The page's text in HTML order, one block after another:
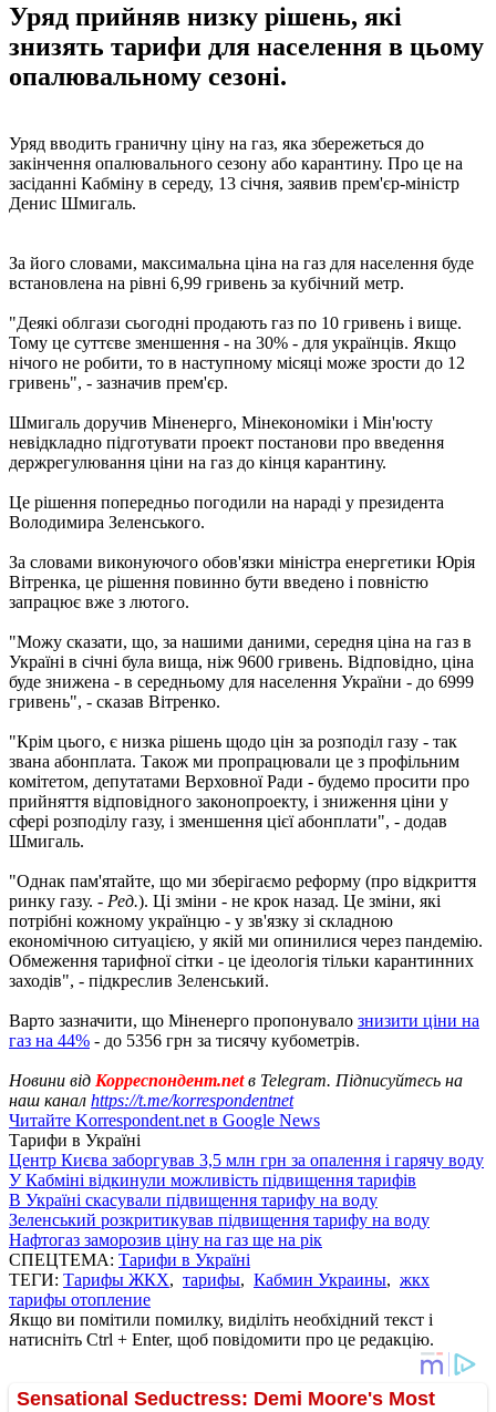
Уряд прийняв низку рішень, які
знизять тарифи для населення в цьому
опалювальному сезоні.
Уряд вводить граничну ціну на газ, яка збережеться до
закінчення опалювального сезону або карантину. Про це на
засіданні Кабміну в середу, 13 січня, заявив прем'єр-міністр
Денис Шмигаль.
За його словами, максимальна ціна на газ для населення буде
встановлена на рівні 6,99 гривень за кубічний метр.
"Деякі облгази сьогодні продають газ по 10 гривень і вище.
Тому це суттєве зменшення - на 30% - для українців. Якщо
нічого не робити, то в наступному місяці може зрости до 12
гривень", - зазначив прем'єр.
Шмигаль доручив Міненерго, Мінекономіки і Мін'юсту
невідкладно підготувати проект постанови про введення
держрегулювання ціни на газ до кінця карантину.
Це рішення попередньо погодили на нараді у президента
Володимира Зеленського.
За словами виконуючого обов'язки міністра енергетики Юрія
Вітренка, це рішення повинно бути введено і повністю
запрацює вже з лютого.
"Можу сказати, що, за нашими даними, середня ціна на газ в
Україні в січні була вища, ніж 9600 гривень. Відповідно, ціна
буде знижена - в середньому для населення України - до 6999
гривень", - сказав Вітренко.
"Крім цього, є низка рішень щодо цін за розподіл газу - так
звана абонплата. Також ми пропрацювали це з профільним
комітетом, депутатами Верховної Ради - будемо просити про
прийняття відповідного законопроекту, і зниження ціни у
сфері розподілу газу, і зменшення цієї абонплати", - додав
Шмигаль.
"Однак пам'ятайте, що ми зберігаємо реформу (про відкриття
ринку газу. - Ред.). Ці зміни - не крок назад. Це зміни, які
потрібні кожному українцю - у зв'язку зі складною
економічною ситуацією, у якій ми опинилися через пандемію.
Обмеження тарифної сітки - це ідеологія тільки карантинних
заходів", - підкреслив Зеленський.
Варто зазначити, що Міненерго пропонувало знизити ціни на
газ на 44% - до 5356 грн за тисячу кубометрів.
Новини від Корреспондент.netв Telegram. Підписуйтесь на
наш канал https://t.me/korrespondentnet
Читайте Korrespondent.net в Google News
Тарифи в Україні
Центр Києва заборгував 3,5 млн грн за опалення і гарячу воду
У Кабміні відкинули можливість підвищення тарифів
В Україні скасували підвищення тарифу на воду
Зеленський розкритикував підвищення тарифу на воду
Нафтогаз заморозив ціну на газ ще на рік
СПЕЦТЕМА: Тарифи в Україні
ТЕГИ: Тарифы ЖКХ, тарифы, Кабмин Украины, жкх
тарифы отопление
Якщо ви помітили помилку, виділіть необхідний текст і
натисніть Ctrl + Enter, щоб повідомити про це редакцію.